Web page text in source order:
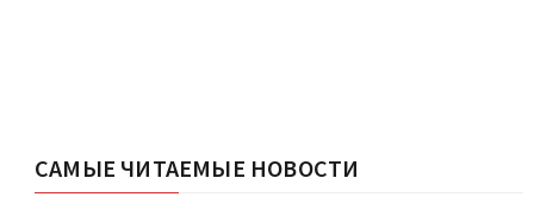
САМЫЕ ЧИТАЕМЫЕ НОВОСТИ